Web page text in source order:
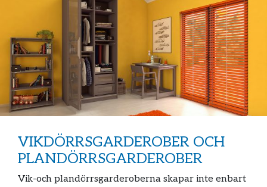
VIKDÖRRSGARDEROBER OCH
PLANDÖRRSGARDEROBER
Vik-och plandörrsgarderoberna skapar inte enbart